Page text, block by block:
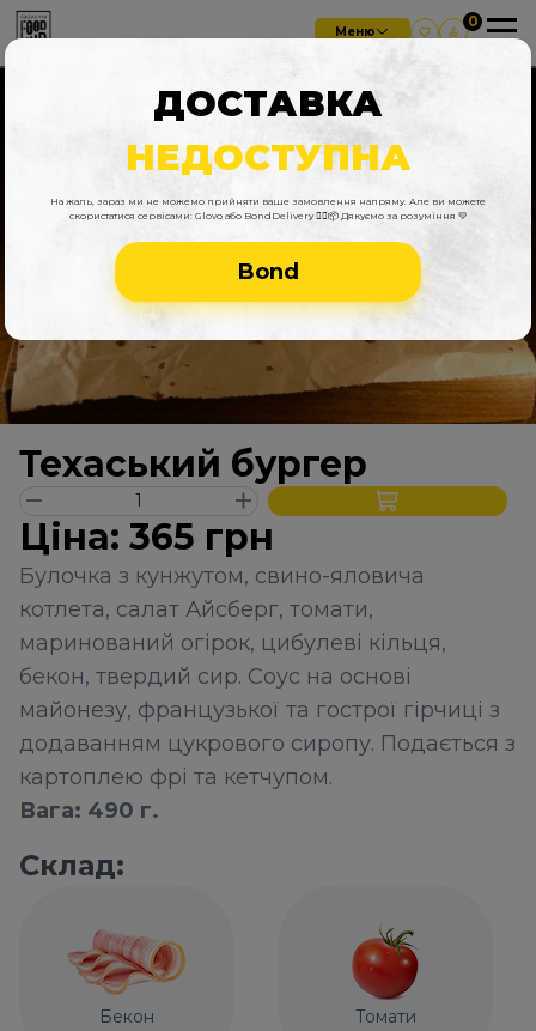
ДОСТАВКА
НЕДОСТУПНА
На жаль, зараз ми не можемо прийняти ваше замовлення напряму. Але ви можете
скористатися сервісами: Glovo або BondDelivery 🚴‍♂️📦 Дякуємо за розуміння 💛
Bond
Меню
Техаський бургер
Ціна: 365 грн
Булочка з кунжутом, свино-яловича
котлета, салат Айсберг, томати,
маринований огірок, цибулеві кільця,
бекон, твердий сир. Соус на основі
майонезу, французької та гострої гірчиці з
додаванням цукрового сиропу. Подається з
картоплею фрі та кетчупом.
Вага: 490 г.
Склад:
Бекон Томати